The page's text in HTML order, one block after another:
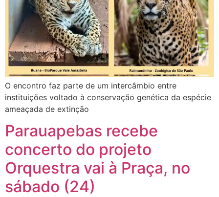
O encontro faz parte de um intercâmbio entre
instituições voltado à conservação genética da espécie
ameaçada de extinção
Parauapebas recebe
concerto do projeto
Orquestra vai à Praça, no
sábado (24)